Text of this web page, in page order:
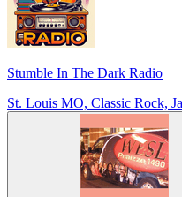
Stumble In The Dark Radio
St. Louis MO, Classic Rock,